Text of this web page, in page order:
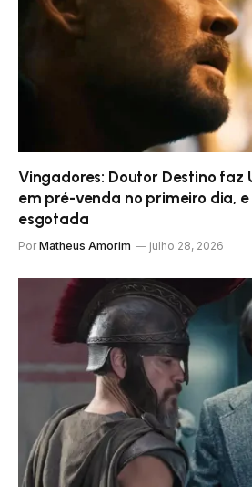
Vingadores: Doutor Destino faz
em pré-venda no primeiro dia,
esgotada
Por Matheus Amorim julho 28, 2026